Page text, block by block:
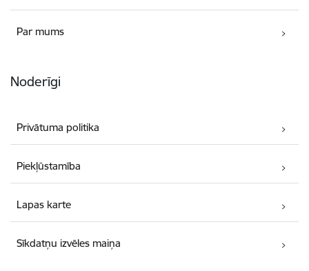
Par mums
Noderīgi
Privātuma politika
Piekļūstamība
Lapas karte
Sīkdatņu izvēles maiņa